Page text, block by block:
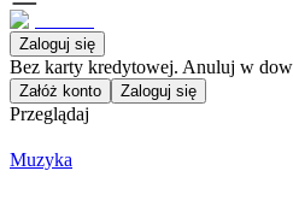
Zaloguj się
Bez karty kredytowej. Anuluj w
Załóż konto Zaloguj się
Przeglądaj
Muzyka